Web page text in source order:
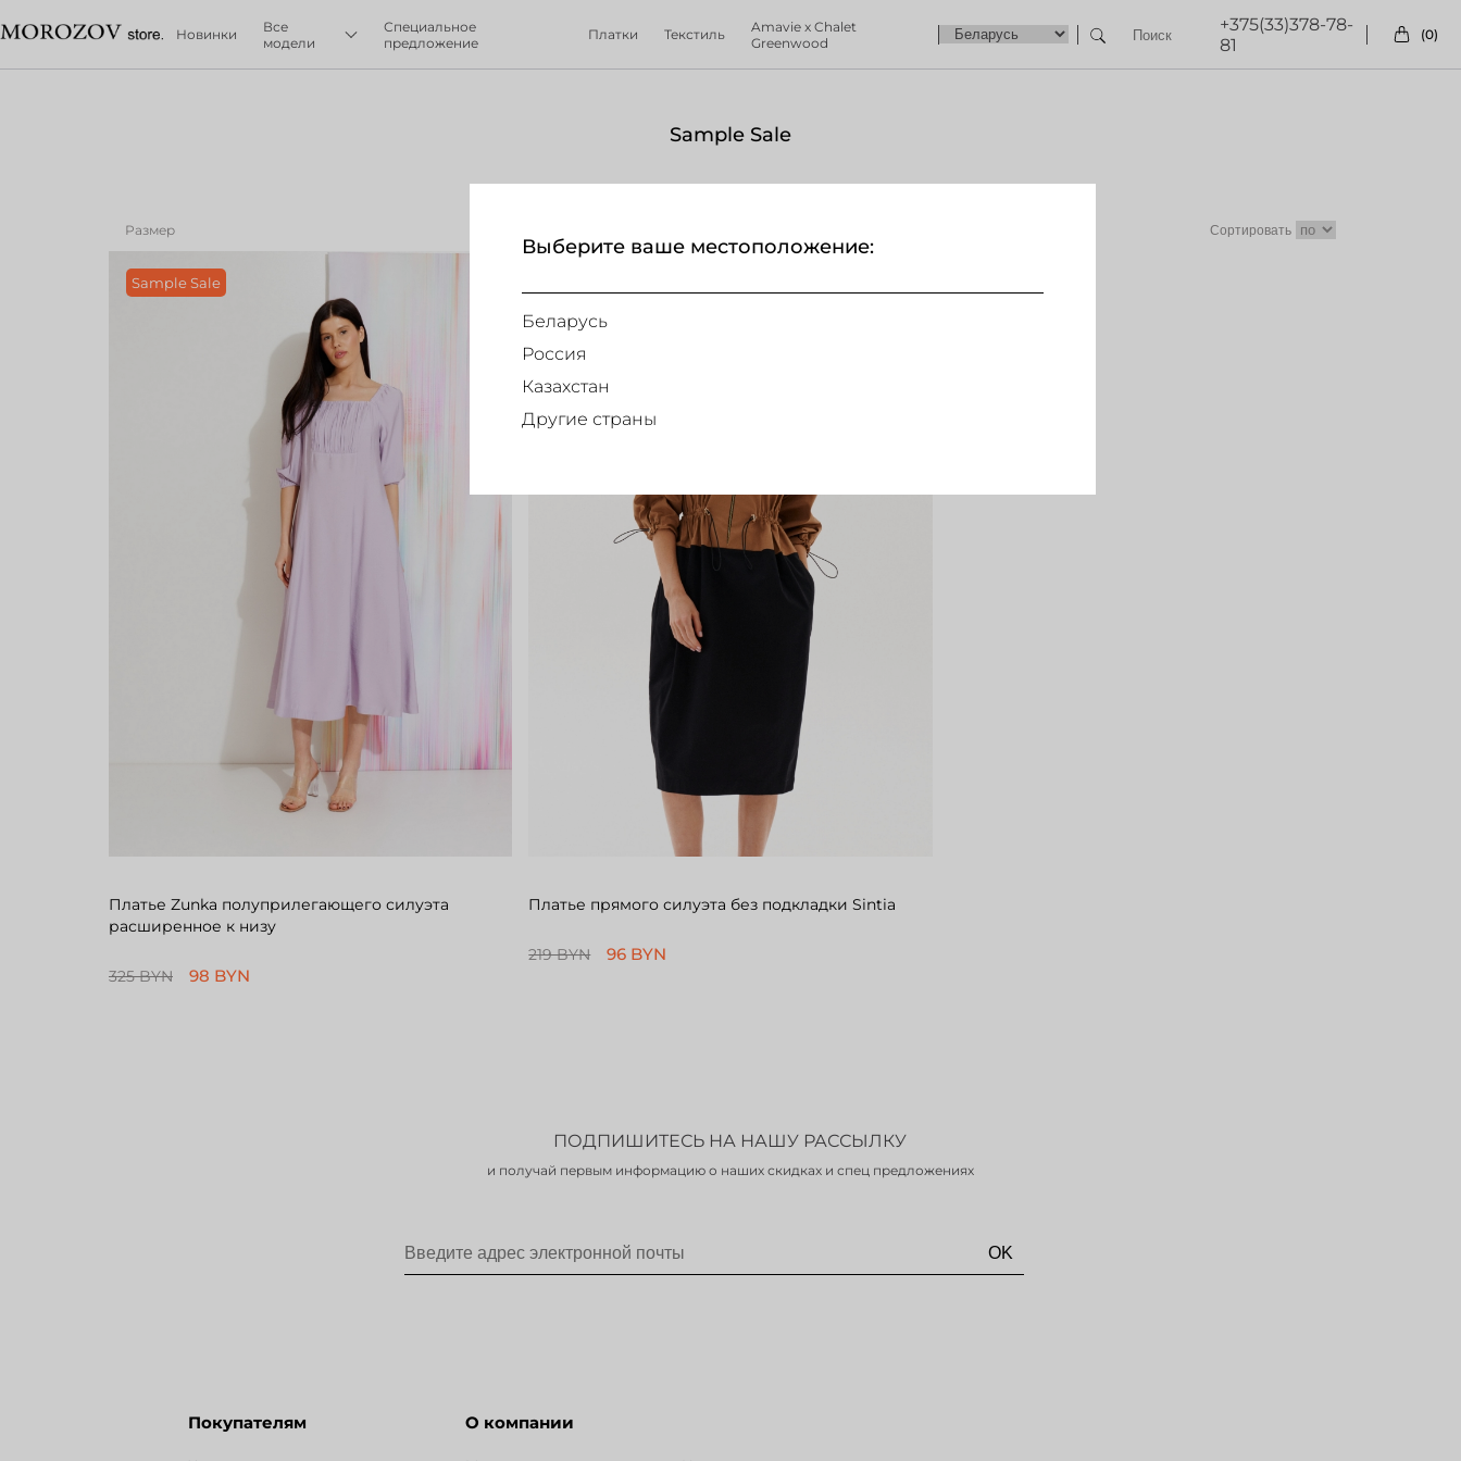
Новинки
Все
модели
Специальное
предложение
Платки Текстиль
Amavie x Chalet
Greenwood
+375(33)378-78-
81
(0)
Sample Sale
Размер Сортировать
Платье Zunka полуприлегающего силуэта
расширенное к низу
325 BYN 98 BYN
Sample Sale
Платье прямого силуэта без подкладки Sintia
219 BYN 96 BYN
ПОДПИШИТЕСЬ НА НАШУ РАССЫЛКУ
и получай первым информацию о наших скидках и спец предложениях
Покупателям О компании
Выберите ваше местоположение:
Беларусь
Россия
Казахстан
Другие страны